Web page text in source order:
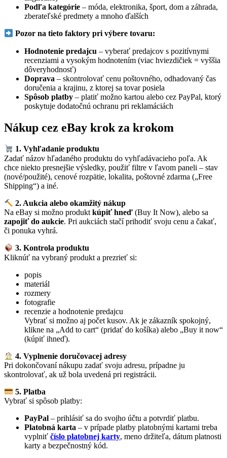
Podľa kategórie – móda, elektronika, šport, dom a záhrada,
zberateľské predmety a mnoho ďalších
Pozor na tieto faktory pri výbere tovaru:
Hodnotenie predajcu – vyberať predajcov s pozitívnymi
recenziami a vysokým hodnotením (viac hviezdičiek = vyššia
dôveryhodnosť)
Doprava – skontrolovať cenu poštovného, odhadovaný čas
doručenia a krajinu, z ktorej sa tovar posiela
Spôsob platby – platiť možno kartou alebo cez PayPal, ktorý
poskytuje dodatočnú ochranu pri reklamáciách
Nákup cez eBay krok za krokom
1. Vyhľadanie produktu
Zadať názov hľadaného produktu do vyhľadávacieho poľa. Ak
chce niekto presnejšie výsledky, použiť filtre v ľavom paneli – stav
(nové/použité), cenové rozpätie, lokalita, poštovné zdarma („Free
Shipping“) a iné.
2. Aukcia alebo okamžitý nákup
Na eBay si možno produkt kúpiť hneď (Buy It Now), alebo sa
zapojiť do aukcie. Pri aukciách stačí prihodiť svoju cenu a čakať,
či ponuka vyhrá.
3. Kontrola produktu
Kliknúť na vybraný produkt a prezrieť si:
popis
materiál
rozmery
fotografie
recenzie a hodnotenie predajcu
Vybrať si možno aj počet kusov. Ak je zákazník spokojný,
klikne na „Add to cart“ (pridať do košíka) alebo „Buy it now“
(kúpiť ihneď).
4. Vyplnenie doručovacej adresy
Pri dokončovaní nákupu zadať svoju adresu, prípadne ju
skontrolovať, ak už bola uvedená pri registrácii.
5. Platba
Vybrať si spôsob platby:
PayPal – prihlásiť sa do svojho účtu a potvrdiť platbu.
Platobná karta – v prípade platby platobnými kartami treba
vyplniť číslo platobnej karty, meno držiteľa, dátum platnosti
karty a bezpečnostný kód.